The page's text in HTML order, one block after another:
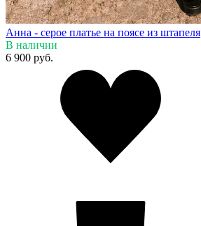
Анна - серое платье на поясе из штапеля
В наличии
6 900 руб.